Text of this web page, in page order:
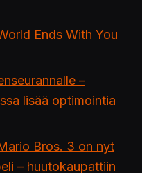
Ends With You
–
lisää optimointia
Bros. 3 on nyt
– huutokaupattiin